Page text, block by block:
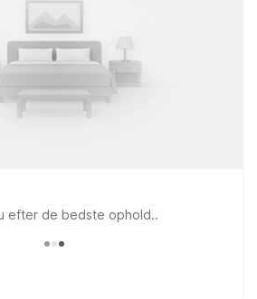
efter de bedste ophold..